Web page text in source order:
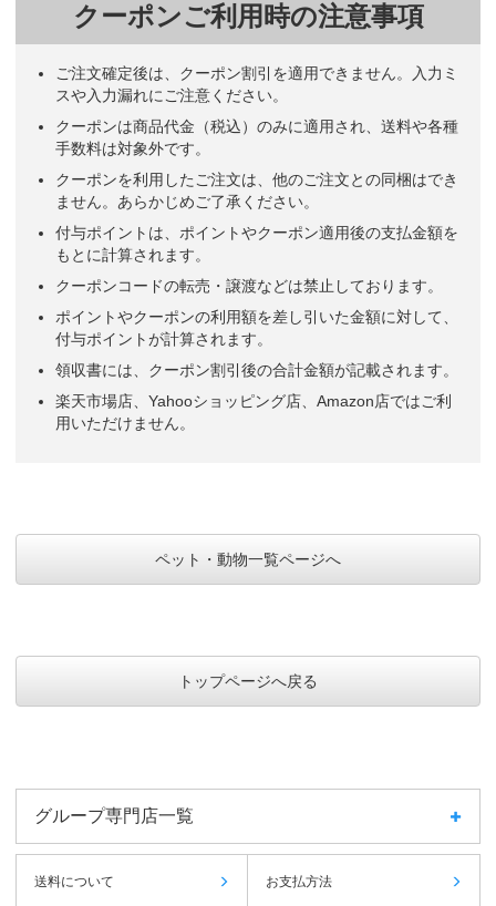
クーポンご利用時の注意事項
ご注文確定後は、クーポン割引を適用できません。入力ミ
スや入力漏れにご注意ください。
クーポンは商品代金（税込）のみに適用され、送料や各種
手数料は対象外です。
クーポンを利用したご注文は、他のご注文との同梱はでき
ません。あらかじめご了承ください。
付与ポイントは、ポイントやクーポン適用後の支払金額を
もとに計算されます。
クーポンコードの転売・譲渡などは禁止しております。
ポイントやクーポンの利用額を差し引いた金額に対して、
付与ポイントが計算されます。
領収書には、クーポン割引後の合計金額が記載されます。
楽天市場店、Yahooショッピング店、Amazon店ではご利
用いただけません。
ペット・動物一覧ページへ
トップページへ戻る
グループ専門店一覧
送料について お支払方法